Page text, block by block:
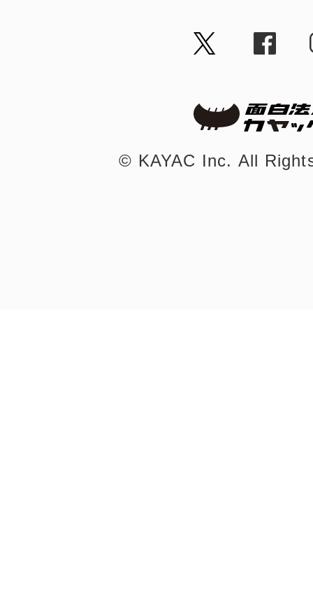
©︎ KAYAC Inc. All